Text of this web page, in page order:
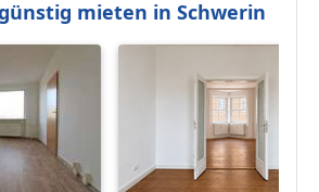
mieten in Schwerin